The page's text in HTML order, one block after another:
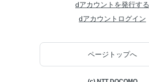
dアカウントを発行する
dアカウントログイン
ページトップへ